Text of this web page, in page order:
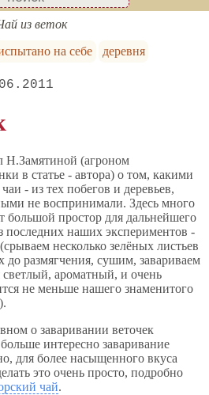
из веток
на себе деревня
Н.Замятиной (агроном
в статье - автора) о том, какими
- из тех побегов и деревьев,
не воспринимали. Здесь много
большой простор для дальнейшего
последних наших экспериментов -
несколько зелёных листьев
до размягчения, сушим, завариваем
светлый, ароматный, и очень
не меньше нашего знаменитого
о заваривании веточек
интересно заваривание
для более насыщенного вкуса
это очень просто, подробно
чай.